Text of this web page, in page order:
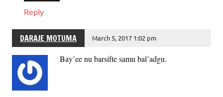
Reply
DARAJE MOTUMA March 5, 2017 1:02 pm
Bay’ee nu barsifte samu bal’adgu.